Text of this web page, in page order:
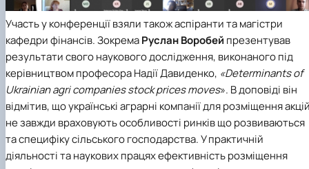
Участь у конференції взяли також аспіранти та магістри
кафедри фінансів. ЗокремаРуслан Воробей презентував
результати свого наукового дослідження, виконаного під
керівництвом професора Надії Давиденко, «Determinants of
Ukrainian agri companies stock prices moves». В доповіді він
відмітив, що українські аграрні компанії для розміщення
не завжди враховують особливості ринків що розвиваються
та специфіку сільського господарства. У практичній
діяльності та наукових працях ефективність розміщення